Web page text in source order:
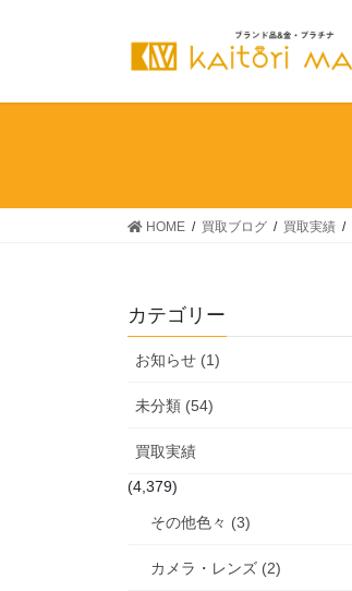
HOME 買取ブログ 買取実績
カテゴリー
お知らせ (1)
未分類 (54)
買取実績
(4,379)
その他色々 (3)
カメラ・レンズ (2)